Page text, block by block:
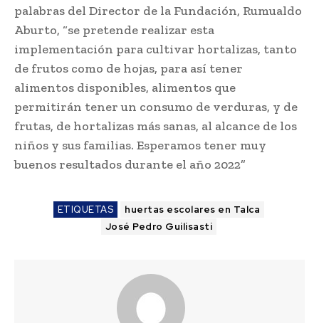
palabras del Director de la Fundación, Rumualdo
Aburto, “se pretende realizar esta
implementación para cultivar hortalizas, tanto
de frutos como de hojas, para así tener
alimentos disponibles, alimentos que
permitirán tener un consumo de verduras, y de
frutas, de hortalizas más sanas, al alcance de los
niños y sus familias. Esperamos tener muy
buenos resultados durante el año 2022”
ETIQUETAS
huertas escolares en Talca
José Pedro Guilisasti